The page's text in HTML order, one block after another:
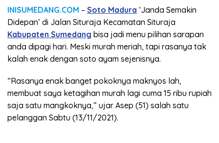
INISUMEDANG.COM – Soto Madura ‘Janda Semakin
Didepan’ di Jalan Situraja Kecamatan Situraja
Kabupaten Sumedang bisa jadi menu pilihan sarapan
anda dipagi hari. Meski murah meriah, tapi rasanya tak
kalah enak dengan soto ayam sejenisnya.
“Rasanya enak banget pokoknya maknyos lah,
membuat saya ketagihan murah lagi cuma 15 ribu rupiah
saja satu mangkoknya,” ujar Asep (51) salah satu
pelanggan Sabtu (13/11/2021).